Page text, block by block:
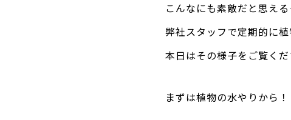
こんなにも素敵だと思え
弊社スタッフで定期的に
本日はその様子をご覧くだ
まずは植物の水やりから！